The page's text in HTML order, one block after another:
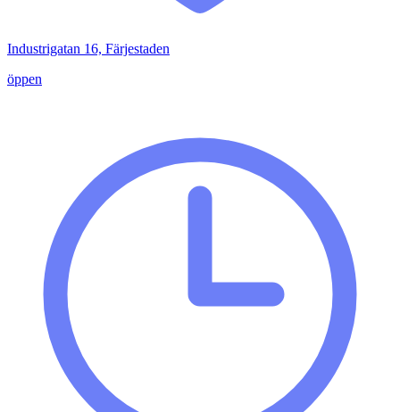
Industrigatan 16, Färjestaden
öppen